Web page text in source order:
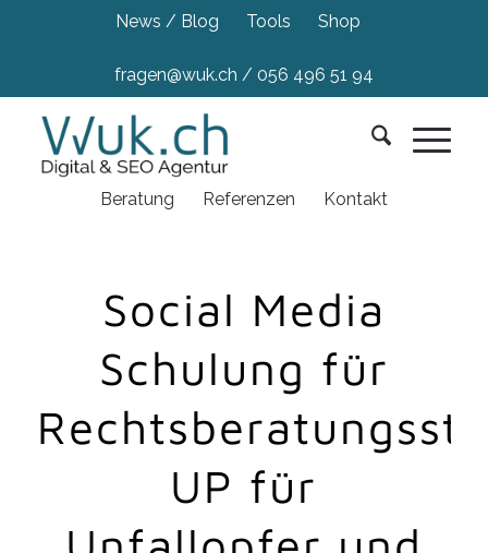
News / Blog Tools Shop
fragen@wuk.ch / 056 496 51 94
Beratung Referenzen Kontakt
Social Media
Schulung für
UP für